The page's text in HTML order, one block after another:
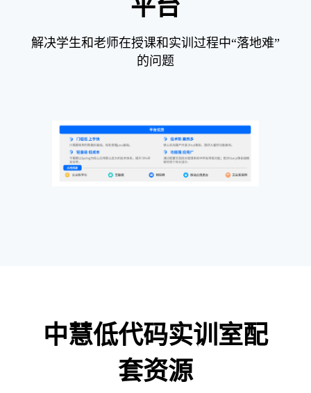
平台
解决学生和老师在授课和实训过程中“落地难”
的问题
中慧低代码实训室配
套资源